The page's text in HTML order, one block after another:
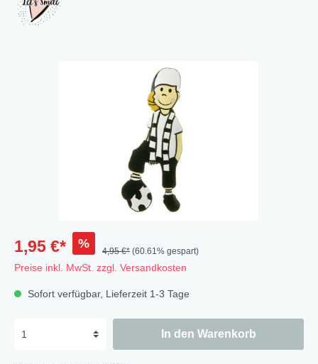
1,95 €* %
4,95 €* (60.61% gespart)
Preise inkl. MwSt. zzgl. Versandkosten
Sofort verfügbar, Lieferzeit 1-3 Tage
In den Warenkorb